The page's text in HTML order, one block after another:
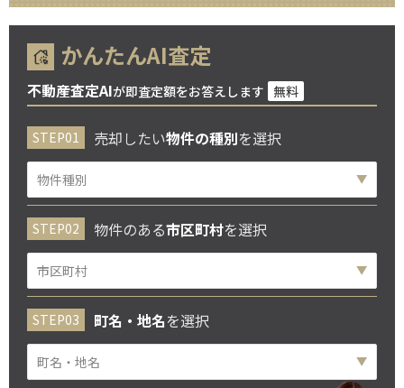
かんたんAI査定
不動産査定AIが即査定額をお答えします 無料
売却したい物件の種別を選択
物件のある市区町村を選択
町名・地名を選択